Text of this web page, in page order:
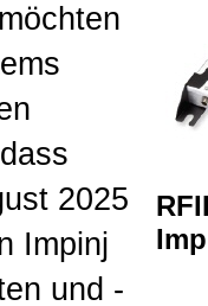
2025
Impinj
und -